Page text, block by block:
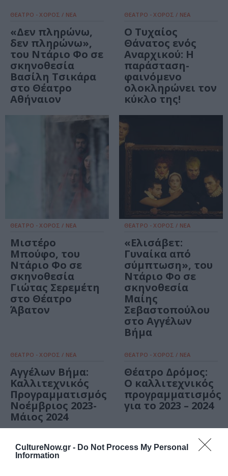
CultureNow.gr - Do Not Process My Personal
Information
ΘΕΑΤΡΟ - ΧΟΡΟΣ / ΝΕΑ
«Δεν πληρώνω,
δεν πληρώνω»,
του Ντάριο Φο σε
σκηνοθεσία
Βασίλη Τσικάρα
στο Θέατρο
Αθήναιον
ΘΕΑΤΡΟ - ΧΟΡΟΣ / ΝΕΑ
Ο Τυχαίος
Θάνατος ενός
Αναρχικού: Η
παράσταση-
φαινόμενο
ολοκληρώνει τον
κύκλο της!
ΘΕΑΤΡΟ - ΧΟΡΟΣ / ΝΕΑ
Μιστέρο
Μπούφο, του
Ντάριο Φο σε
σκηνοθεσία
Γιώτας Σερεμέτη
στο Θέατρο
Άβατον
ΘΕΑΤΡΟ - ΧΟΡΟΣ / ΝΕΑ
«Ελισάβετ:
Γυναίκα από
σύμπτωση», του
Ντάριο Φο σε
σκηνοθεσία
Μαίης
Σεβαστοπούλου
στο Αγγέλων
Βήμα
ΘΕΑΤΡΟ - ΧΟΡΟΣ / ΝΕΑ
Αγγέλων Βήμα:
Καλλιτεχνικός
Προγραμματισμός
Νοέμβριος 2023-
Μάιος 2024
ΘΕΑΤΡΟ - ΧΟΡΟΣ / ΝΕΑ
Θέατρο Δρόμος:
Ο καλλιτεχνικός
προγραμματισμός
για το 2023 – 2024